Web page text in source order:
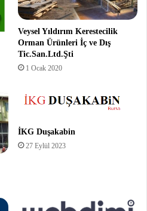
Veysel Yıldırım Kerestecilik
Orman Ürünleri İç ve Dış
Tic.San.Ltd.Şti
1 Ocak 2020
İKG Duşakabin
27 Eylül 2023